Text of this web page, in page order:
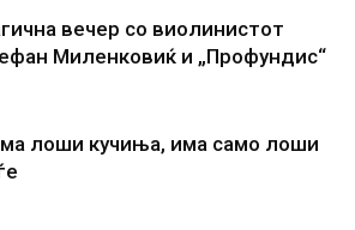
вечер со виолинистот
Миленковиќ и „Профундис“
лоши кучиња, има само лоши